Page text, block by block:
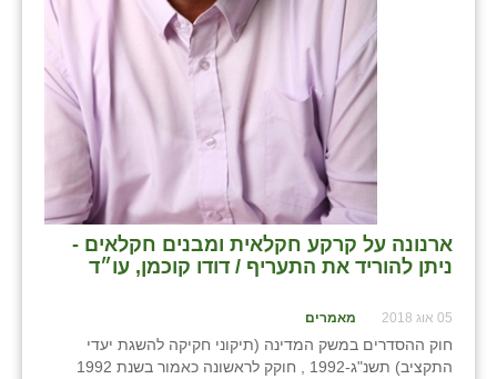
ארנונה על קרקע חקלאית ומבנים חקלאים -
ניתן להוריד את התעריף / דודו קוכמן, עו״ד
05 אוג 2018 מאמרים
חוק ההסדרים במשק המדינה (תיקוני חקיקה להשגת יעדי
התקציב) תשנ"ג-1992 , חוקק לראשונה כאמור בשנת 1992